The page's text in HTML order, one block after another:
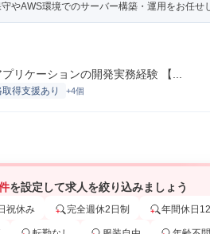
やAWS環境でのサーバー構築・運用をお任せ
リケーションの開発実務経験 【...
取得支援あり +4個
を設定して求人を絞り込みましょう
祝休み 完全週休2日制 年間休日